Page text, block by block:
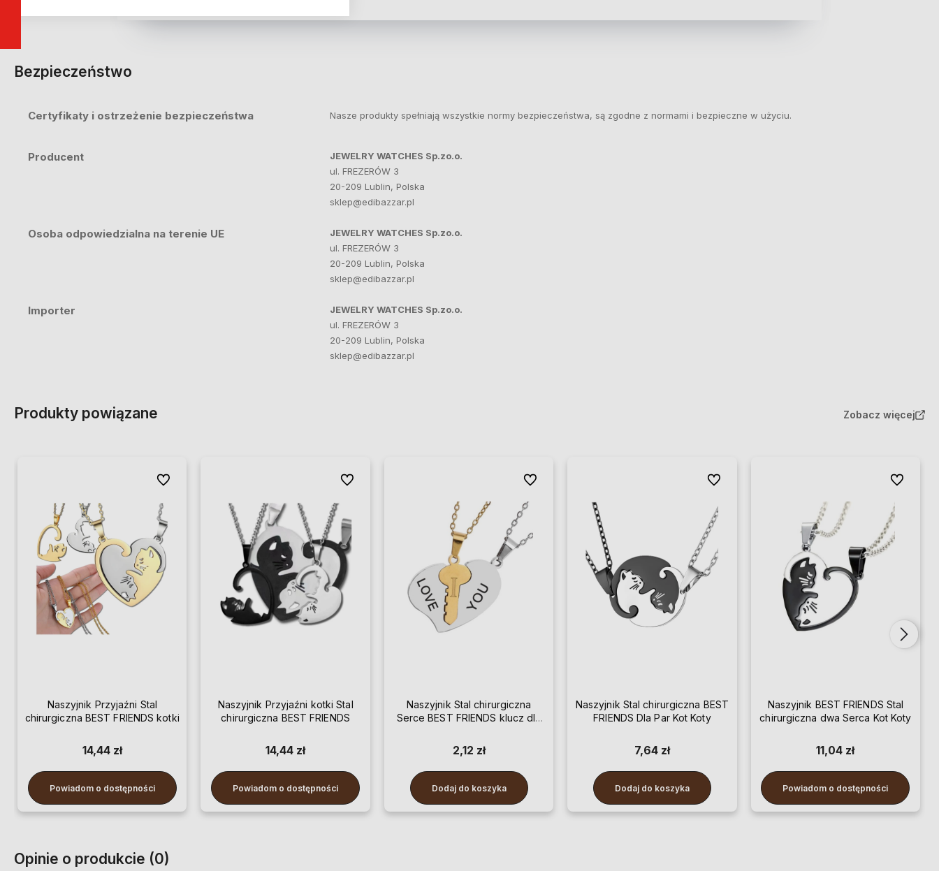
Bezpieczeństwo
Certyfikaty i ostrzeżenie bezpieczeństwa Nasze produkty spełniają wszystkie normy bezpieczeństwa, są zgodne z normami i bezpieczne w użyciu.
Producent
JEWELRY WATCHES Sp.zo.o.
ul. FREZERÓW 3
20-209 Lublin, Polska
sklep@edibazzar.pl
Osoba odpowiedzialna na terenie UE
JEWELRY WATCHES Sp.zo.o.
ul. FREZERÓW 3
20-209 Lublin, Polska
sklep@edibazzar.pl
Importer
JEWELRY WATCHES Sp.zo.o.
ul. FREZERÓW 3
20-209 Lublin, Polska
sklep@edibazzar.pl
Produkty powiązane Zobacz więcej
Naszyjnik Przyjaźni Stal
chirurgiczna BEST FRIENDS kotki
14,44 zł
Powiadom o dostępności
Do ulubionych
Naszyjnik Przyjaźni kotki Stal
chirurgiczna BEST FRIENDS
14,44 zł
Powiadom o dostępności
Do ulubionych
Naszyjnik Stal chirurgiczna
Serce BEST FRIENDS klucz dla
2,12 zł
Dodaj do koszyka
Do ulubionych
Naszyjnik Stal chirurgiczna BEST
FRIENDS Dla Par Kot Koty
7,64 zł
Dodaj do koszyka
Do ulubionych
Naszyjnik BEST FRIENDS Stal
chirurgiczna dwa Serca Kot Koty
11,04 zł
Powiadom o dostępności
Do
Opinie o produkcie (0)